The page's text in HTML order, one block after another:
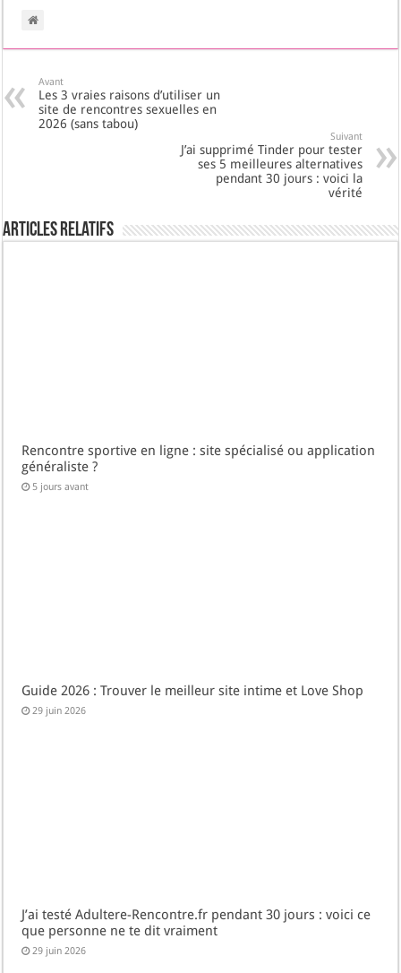
Avant
Les 3 vraies raisons d’utiliser un
site de rencontres sexuelles en
2026 (sans tabou)
Suivant
J’ai supprimé Tinder pour tester
ses 5 meilleures alternatives
pendant 30 jours : voici la
vérité
Articles Relatifs
Rencontre sportive en ligne : site spécialisé ou application
généraliste ?
5 jours avant
Guide 2026 : Trouver le meilleur site intime et Love Shop
29 juin 2026
J’ai testé Adultere-Rencontre.fr pendant 30 jours : voici ce
que personne ne te dit vraiment
29 juin 2026